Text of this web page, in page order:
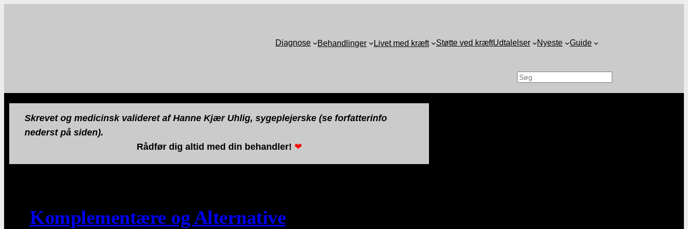
Diagnose Behandlinger Livet med kræft Støtte ved kræftUdtalelser Nyeste Guide
Søg
Skrevet og medicinsk valideret af Hanne Kjær Uhlig, sygeplejerske (se forfatterinfo
nederst på siden).
Rådfør dig altid med din behandler! ❤
Komplementære og Alternative